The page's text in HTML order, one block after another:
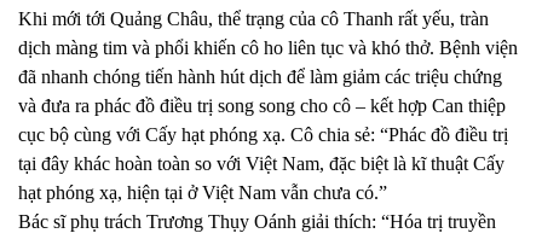
Khi mới tới Quảng Châu, thể trạng của cô Thanh rất yếu, tràn
dịch màng tim và phổi khiến cô ho liên tục và khó thở. Bệnh viện
đã nhanh chóng tiến hành hút dịch để làm giảm các triệu chứng
và đưa ra phác đồ điều trị song song cho cô – kết hợp Can thiệp
cục bộ cùng với Cấy hạt phóng xạ. Cô chia sẻ: “Phác đồ điều trị
tại đây khác hoàn toàn so với Việt Nam, đặc biệt là kĩ thuật Cấy
hạt phóng xạ, hiện tại ở Việt Nam vẫn chưa có.”
Bác sĩ phụ trách Trương Thụy Oánh giải thích: “Hóa trị truyền